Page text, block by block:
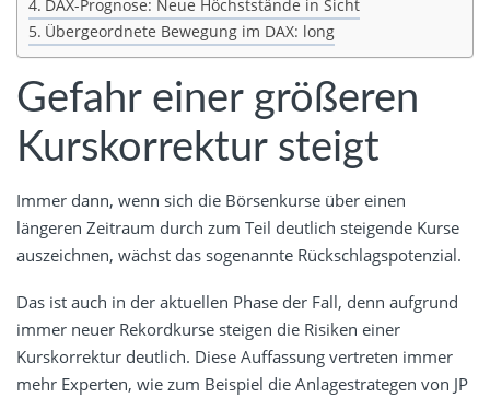
DAX-Prognose: Neue Höchststände in Sicht
Übergeordnete Bewegung im DAX: long
Gefahr einer größeren
Kurskorrektur steigt
Immer dann, wenn sich die Börsenkurse über einen
längeren Zeitraum durch zum Teil deutlich steigende Kurse
auszeichnen, wächst das sogenannte Rückschlagspotenzial.
Das ist auch in der aktuellen Phase der Fall, denn aufgrund
immer neuer Rekordkurse steigen die Risiken einer
Kurskorrektur deutlich. Diese Auffassung vertreten immer
mehr Experten, wie zum Beispiel die Anlagestrategen von JP